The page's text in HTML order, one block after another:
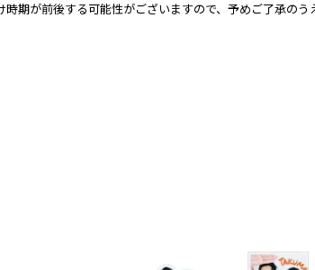
期が前後する可能性がございますので、予めご了承のう